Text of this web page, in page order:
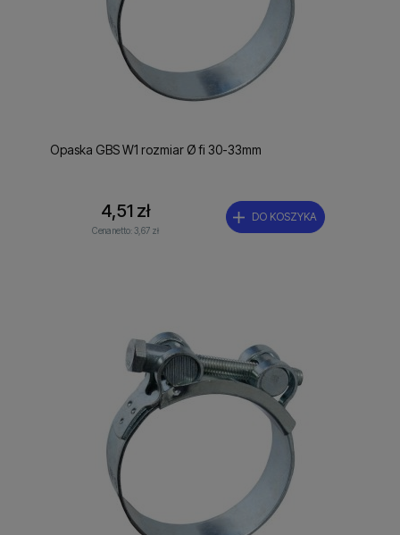
Opaska GBS W1 rozmiar Ø fi 30-33mm
4,51 zł
Cena netto:3,67 zł
DO KOSZYKA